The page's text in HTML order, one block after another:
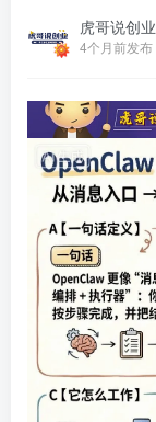
虎哥说创业
4个月前发布